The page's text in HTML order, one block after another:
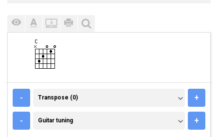
- TRANSPOSE (0)
Transpose (0) +
- GUITAR TUNING
Guitar tuning +